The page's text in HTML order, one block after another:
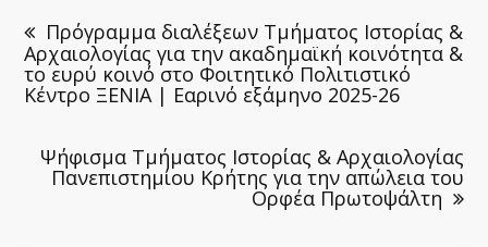
Πρόγραμμα διαλέξεων Τμήματος Ιστορίας &
Αρχαιολογίας για την ακαδημαϊκή κοινότητα &
το ευρύ κοινό στο Φοιτητικό Πολιτιστικό
Κέντρο ΞΕΝΙΑ | Εαρινό εξάμηνο 2025-26
Ψήφισμα Τμήματος Ιστορίας & Αρχαιολογίας
Πανεπιστημίου Κρήτης για την απώλεια του
Ορφέα Πρωτοψάλτη